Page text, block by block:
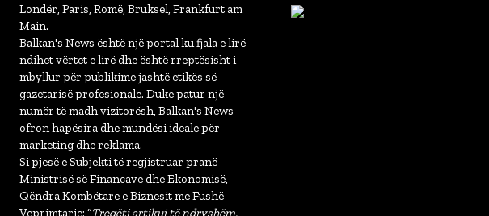
Londër, Paris, Romë, Bruksel, Frankfurt am
Main.
Balkan's News është një portal ku fjala e lirë
ndihet vërtet e lirë dhe është rreptësisht i
mbyllur për publikime jashtë etikës së
gazetarisë profesionale. Duke patur një
numër të madh vizitorësh, Balkan's News
ofron hapësira dhe mundësi ideale për
marketing dhe reklama.
Si pjesë e Subjekti të regjistruar pranë
Ministrisë së Financave dhe Ekonomisë,
Qëndra Kombëtare e Biznesit me Fushë
Veprimtarie: “Tregëti artikuj të ndryshëm,